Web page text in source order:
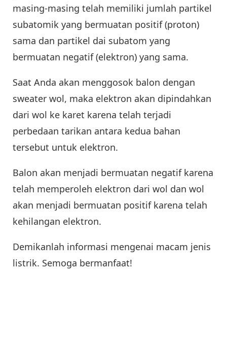
masing-masing telah memiliki jumlah partikel
subatomik yang bermuatan positif (proton)
sama dan partikel dai subatom yang
bermuatan negatif (elektron) yang sama.
Saat Anda akan menggosok balon dengan
sweater wol, maka elektron akan dipindahkan
dari wol ke karet karena telah terjadi
perbedaan tarikan antara kedua bahan
tersebut untuk elektron.
Balon akan menjadi bermuatan negatif karena
telah memperoleh elektron dari wol dan wol
akan menjadi bermuatan positif karena telah
kehilangan elektron.
Demikanlah informasi mengenai macam jenis
listrik. Semoga bermanfaat!